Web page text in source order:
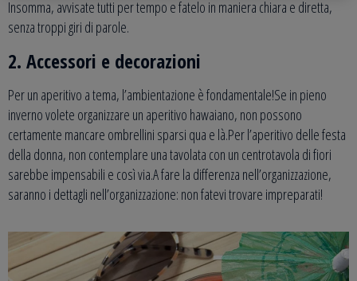
Insomma, avvisate tutti per tempo e fatelo in maniera chiara e diretta,
senza troppi giri di parole.
2. Accessori e decorazioni
Per un aperitivo a tema, l’ambientazione è fondamentale!Se in pieno
inverno volete organizzare un aperitivo hawaiano, non possono
certamente mancare ombrellini sparsi qua e là.Per l’aperitivo delle festa
della donna, non contemplare una tavolata con un centrotavola di fiori
sarebbe impensabili e così via.A fare la differenza nell’organizzazione,
saranno i dettagli nell’organizzazione: non fatevi trovare impreparati!